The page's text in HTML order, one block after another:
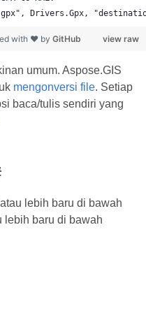
Drivers.Gpx,
view raw
with ❤ by GitHub
umum. Aspose.GIS
mengonversi file. Setiap
baca/tulis sendiri yang
lebih baru di bawah
lebih baru di bawah